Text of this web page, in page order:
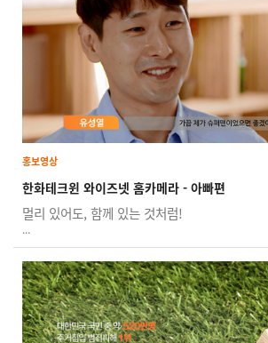
홍보영상
한화테크윈 와이즈넷 홈카메라 - 아빠편
멀리 있어도, 함께 있는 것처럼!
...